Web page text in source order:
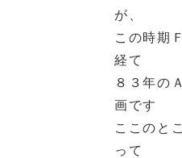
が、
この時期
経て
８３年の
画です
ここのと
って